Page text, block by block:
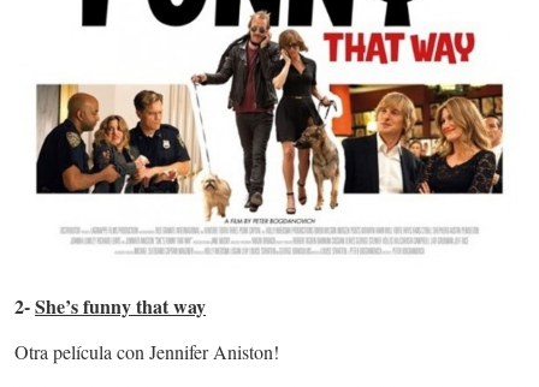
2-She’s funny that way
Otra película con Jennifer Aniston!